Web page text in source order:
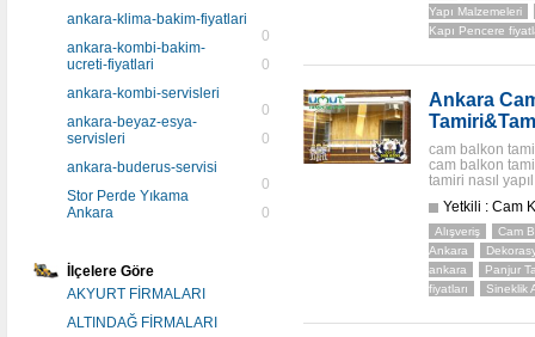
ankara-klima-bakim-fiyatlari
0
ankara-kombi-bakim-
ucreti-fiyatlari
0
ankara-kombi-servisleri
0
ankara-beyaz-esya-
servisleri
0
ankara-buderus-servisi
0
Stor Perde Yıkama
Ankara
0
İlçelere Göre
AKYURT FİRMALARI
ALTINDAĞ FİRMALARI
Yapı Malzemeleri
Kapı Pencere
Ankara
cam balkon
cam balkon
tamiri nasıl
Yetkili : Cam
Alışveriş
Cam
Ankara
ankara
Panjur
fiyatları
Sineklik